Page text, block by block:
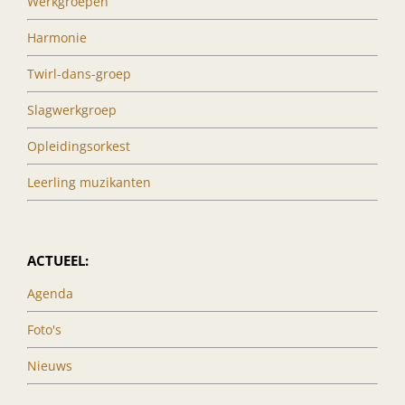
Harmonie
Twirl-dans-groep
Slagwerkgroep
Opleidingsorkest
Leerling muzikanten
ACTUEEL:
Agenda
Foto's
Nieuws